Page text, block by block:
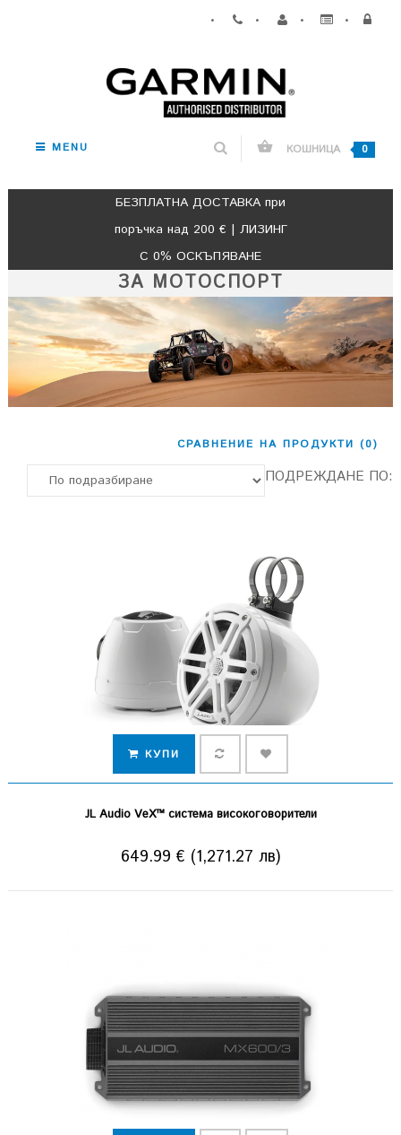
• • • •
MENU КОШНИЦА 0
БЕЗПЛАТНА ДОСТАВКА при
поръчка над 200 € | ЛИЗИНГ
С 0% ОСКЪПЯВАНЕ
ЗА МОТОСПОРТ
СРАВНЕНИЕ НА ПРОДУКТИ (0)
ПОДРЕЖДАНЕ ПО:
КУПИ
JL Audio VeX™ система високоговорители
649.99 € (1,271.27 лв)